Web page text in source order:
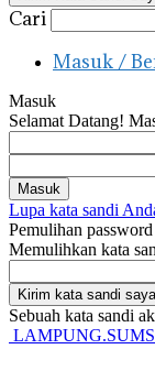
Cari
Masuk /
Masuk
Selamat Datang!
Lupa kata sandi
Pemulihan password
Memulihkan kata
Sebuah kata sandi